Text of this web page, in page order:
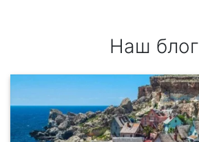
Наш блог